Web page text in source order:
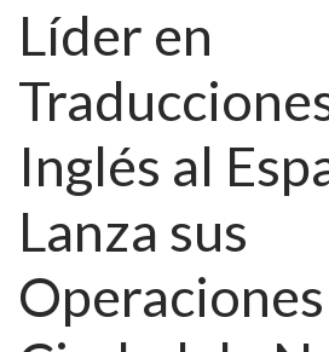
Líder en
Inglés al
Lanza sus